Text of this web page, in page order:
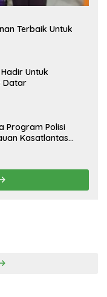
Terbaik Untuk
Untuk
Datar
Program Polisi
Kasatlantas